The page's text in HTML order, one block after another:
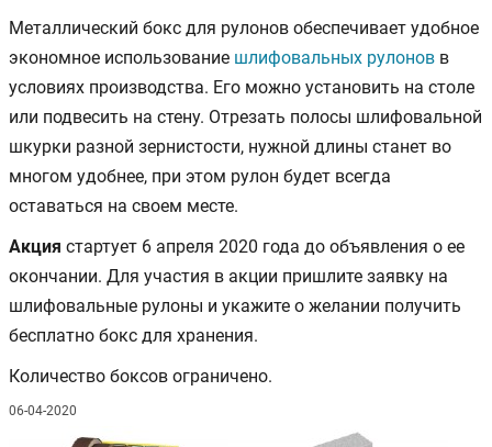
Металлический бокс для рулонов обеспечивает удобное
экономное использование шлифовальных рулонов в
условиях производства. Его можно установить на столе
или подвесить на стену. Отрезать полосы шлифовальной
шкурки разной зернистости, нужной длины станет во
многом удобнее, при этом рулон будет всегда
оставаться на своем месте.
Акция стартует 6 апреля 2020 года до объявления о ее
окончании. Для участия в акции пришлите заявку на
шлифовальные рулоны и укажите о желании получить
бесплатно бокс для хранения.
Количество боксов ограничено.
06-04-2020